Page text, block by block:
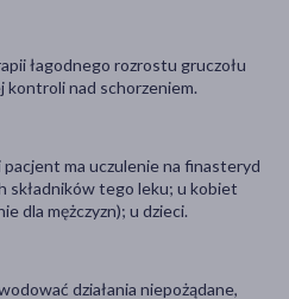
łagodnego rozrostu gruczołu
kontroli nad schorzeniem.
ma uczulenie na finasteryd
składników tego leku; u kobiet
dla mężczyzn); u dzieci.
działania niepożądane,